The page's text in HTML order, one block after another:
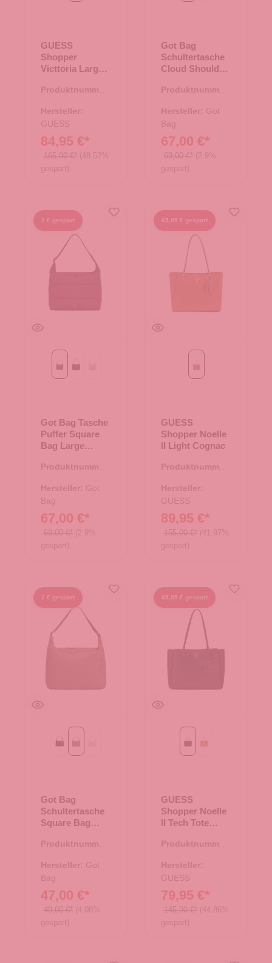
GUESS
Shopper
Victtoria Large
Produktnummer:
Hersteller:
GUESS
84,95 €*
165,00 €* (48.52%
gespart)
Got Bag
Schultertasche
Cloud Shoulder
monochrome
Produktnummer:
Hersteller: Got
Bag
67,00 €*
69,00 €* (2.9%
gespart)
2 € gespart
kraken mono
monochrome black
Got Bag Tasche
Puffer Square
Bag Large
Produktnummer:
Hersteller: Got
Bag
67,00 €*
69,00 €* (2.9%
gespart)
65,05 € gespart
Light Cognac
GUESS
Shopper Noelle
II Light Cognac
Produktnummer:
Hersteller:
GUESS
89,95 €*
155,00 €* (41.97%
gespart)
2 € gespart
black monochrome
monochrome oyster
Got Bag
Schultertasche
Square Bag
oyster
Produktnummer:
Hersteller: Got
Bag
47,00 €*
49,00 €* (4.08%
gespart)
65,05 € gespart
Blackbeige
GUESS
Shopper Noelle
II Tech Tote
Produktnummer:
Hersteller:
GUESS
79,95 €*
145,00 €* (44.86%
gespart)